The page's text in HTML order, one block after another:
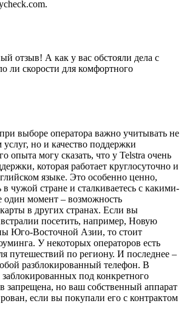
отзыв! А как у вас обстояли дела с
ли скорости для комфортного
выборе оператора важно учитывать не
но и качество поддержки
опыта могу сказать, что у Telstra очень
которая работает круглосуточно и
языке. Это особенно ценно,
в чужой стране и сталкиваетесь с какими-
момент – возможность
в других странах. Если вы
посетить, например, Новую
Юго-Восточной Азии, то стоит
У некоторых операторов есть
путешествий по региону. И последнее –
разблокированный телефон. В
под конкретного
запрещена, но ваш собственный аппарат
если вы покупали его с контрактом